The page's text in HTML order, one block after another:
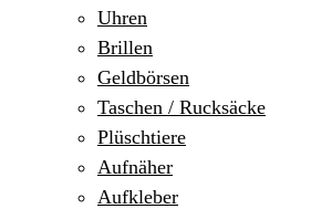
Uhren
Brillen
Geldbörsen
Taschen / Rucksäcke
Plüschtiere
Aufnäher
Aufkleber